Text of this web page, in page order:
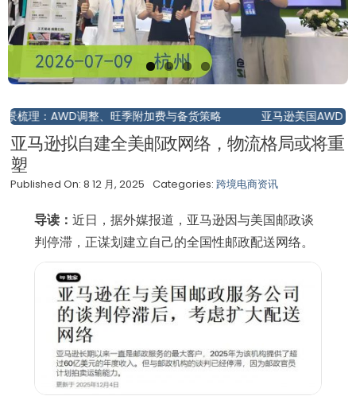
：AWD调整、旺季附加费与备货策略 亚马逊美国AWD 7月
亚马逊拟自建全美邮政网络，物流格局或将重
塑
Published On: 8 12 月, 2025 Categories: 跨境电商资讯
导读： 近日，据外媒报道，亚马逊因与美国邮政谈
判停滞，正谋划建立自己的全国性邮政配送网络。